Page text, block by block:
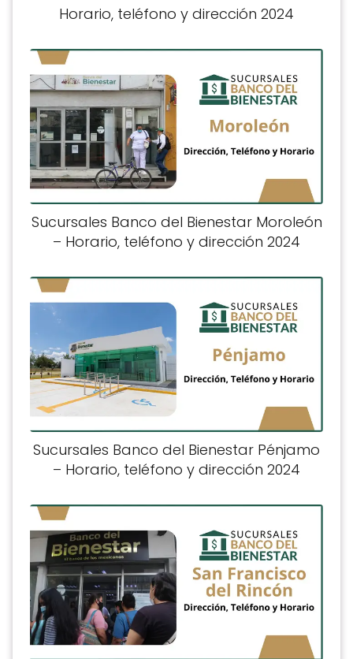
Horario, teléfono y dirección 2024
Sucursales Banco del Bienestar Moroleón
– Horario, teléfono y dirección 2024
Sucursales Banco del Bienestar Pénjamo
– Horario, teléfono y dirección 2024